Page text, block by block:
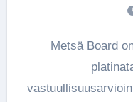
Metsä Board on saavuttanut korkeimman